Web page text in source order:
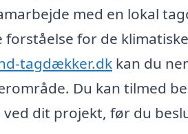
med en lokal
for de
tagdækker.dk kan du
Du kan tilmed
dit projekt, før du